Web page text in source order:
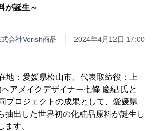
が誕生～
会社Verish商品 2024年4月12日 17:00
地：愛媛県松山市、代表取締役：上
アメイクデザイナー七條 慶紀 氏と
プロジェクトの成果として、愛媛県
抽出した世界初の化粧品原料が誕生し
ます。